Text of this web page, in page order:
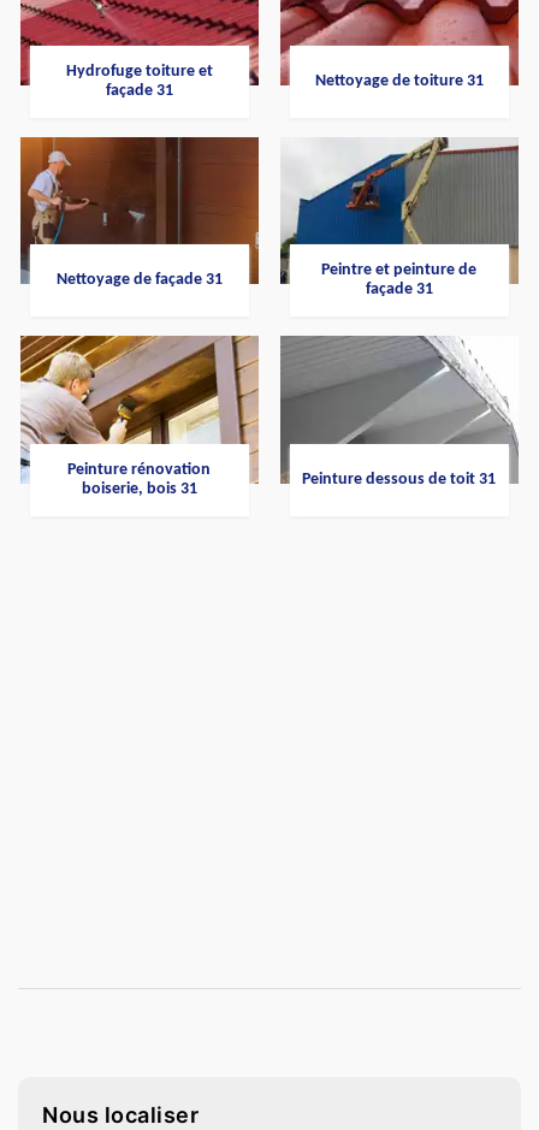
Hydrofuge toiture et
façade 31
Nettoyage de toiture 31
Nettoyage de façade 31
Peintre et peinture de
façade 31
Peinture rénovation
boiserie, bois 31
Peinture dessous de toit 31
Nous localiser